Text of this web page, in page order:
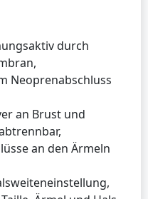
durch
Neoprenabschluss
an Brust und
an den Ärmeln